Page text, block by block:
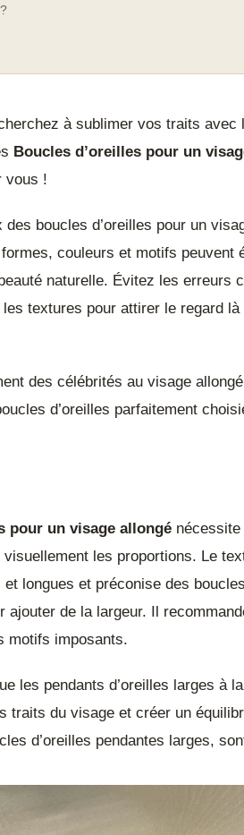
à sublimer vos traits avec
Boucles d’oreilles pour un
vous !
boucles d’oreilles pour un
couleurs et motifs peuvent
naturelle. Évitez les erreurs
textures pour attirer le regard là
des célébrités au visage
d’oreilles parfaitement
pour un visage allongé
les proportions. Le
et longues et préconise des
de la largeur. Il
motifs imposants.
les pendants d’oreilles larges à
traits du visage et créer un
d’oreilles pendantes larges,